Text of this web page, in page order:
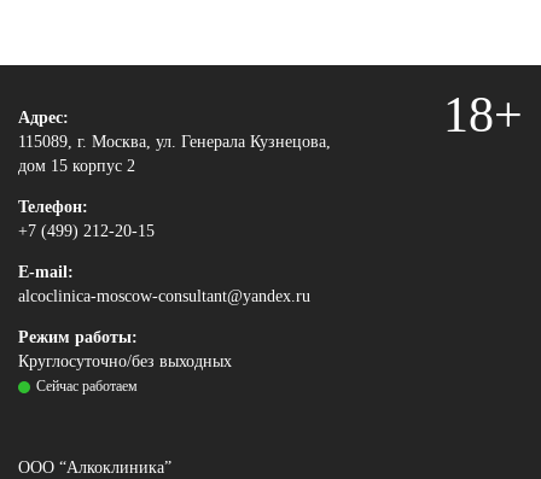
Адрес:
115089, г. Москва, ул. Генерала Кузнецова,
дом 15 корпус 2
Телефон:
+7 (499) 212-20-15
E-mail:
alcoclinica-moscow-consultant@yandex.ru
Режим работы:
Круглосуточно/без выходных
Сейчас работаем
ООО “Алкоклиника”
18+